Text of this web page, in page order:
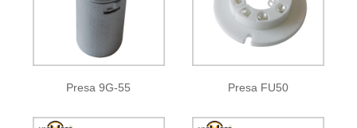
Presa 9G-55 Presa FU50